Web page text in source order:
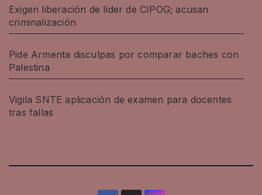
Exigen liberación de líder de CIPOG; acusan
criminalización
Pide Armenta disculpas por comparar baches con
Palestina
Vigila SNTE aplicación de examen para docentes
tras fallas